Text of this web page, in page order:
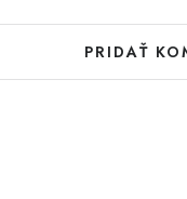
PRIDAŤ